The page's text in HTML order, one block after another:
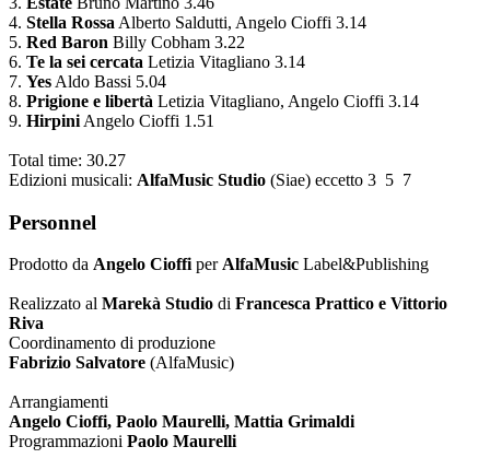
4. Stella Rossa Alberto Saldutti, Angelo Cioffi 3.14
5. Red Baron Billy Cobham 3.22
6. Te la sei cercata Letizia Vitagliano 3.14
7. Yes Aldo Bassi 5.04
8. Prigione e libertà Letizia Vitagliano, Angelo Cioffi 3.14
9. Hirpini Angelo Cioffi 1.51
Total time: 30.27
Edizioni musicali: AlfaMusic Studio (Siae) eccetto 3 5 7
Personnel
Prodotto da Angelo CioffiperAlfaMusic Label&Publishing
Realizzato al Marekà Studio di Francesca Prattico e Vittorio
Riva
Coordinamento di produzione
Fabrizio Salvatore (AlfaMusic)
Arrangiamenti
Angelo Cioffi, Paolo Maurelli, Mattia Grimaldi
Programmazioni Paolo Maurelli